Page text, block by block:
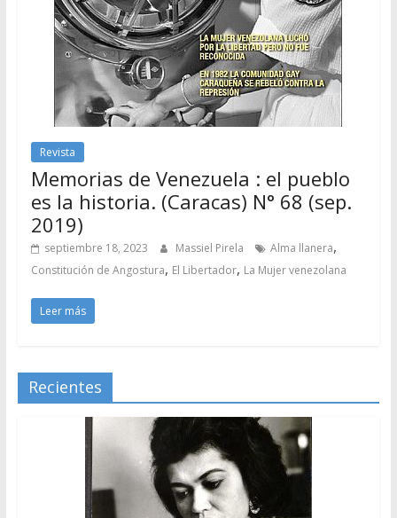
Revista
Memorias de Venezuela : el pueblo
es la historia. (Caracas) N° 68 (sep.
2019)
septiembre 18, 2023 Massiel Pirela Alma llanera,
Constitución de Angostura, El Libertador, La Mujer venezolana
Leer más
Recientes